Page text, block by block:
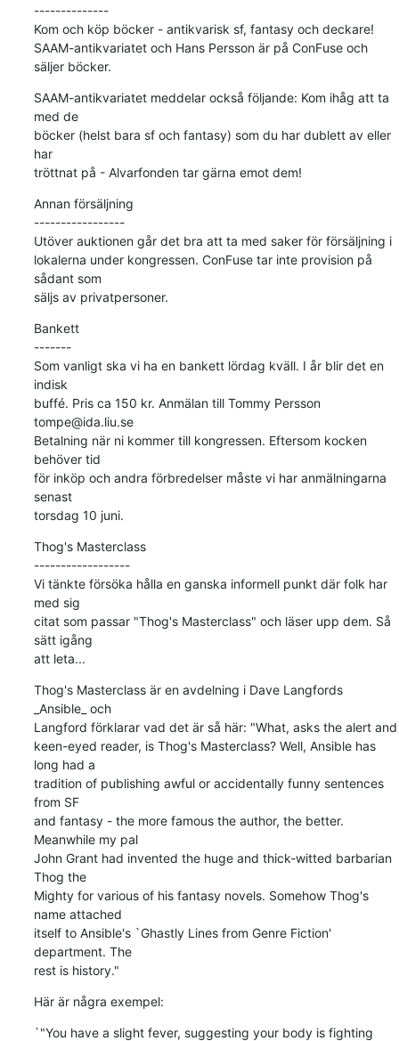
--------------
Kom och köp böcker - antikvarisk sf, fantasy och deckare!
SAAM-antikvariatet och Hans Persson är på ConFuse och
säljer böcker.
SAAM-antikvariatet meddelar också följande: Kom ihåg att ta
med de
böcker (helst bara sf och fantasy) som du har dublett av eller
har
tröttnat på - Alvarfonden tar gärna emot dem!
Annan försäljning
-----------------
Utöver auktionen går det bra att ta med saker för försäljning i
lokalerna under kongressen. ConFuse tar inte provision på
sådant som
säljs av privatpersoner.
Bankett
-------
Som vanligt ska vi ha en bankett lördag kväll. I år blir det en
indisk
buffé. Pris ca 150 kr. Anmälan till Tommy Persson
tompe@ida.liu.se
Betalning när ni kommer till kongressen. Eftersom kocken
behöver tid
för inköp och andra förbredelser måste vi har anmälningarna
senast
torsdag 10 juni.
Thog's Masterclass
------------------
Vi tänkte försöka hålla en ganska informell punkt där folk har
med sig
citat som passar "Thog's Masterclass" och läser upp dem. Så
sätt igång
att leta...
Thog's Masterclass är en avdelning i Dave Langfords
_Ansible_ och
Langford förklarar vad det är så här: "What, asks the alert and
keen-eyed reader, is Thog's Masterclass? Well, Ansible has
long had a
tradition of publishing awful or accidentally funny sentences
from SF
and fantasy - the more famous the author, the better.
Meanwhile my pal
John Grant had invented the huge and thick-witted barbarian
Thog the
Mighty for various of his fantasy novels. Somehow Thog's
name attached
itself to Ansible's `Ghastly Lines from Genre Fiction'
department. The
rest is history."
Här är några exempel:
`"You have a slight fever, suggesting your body is fighting